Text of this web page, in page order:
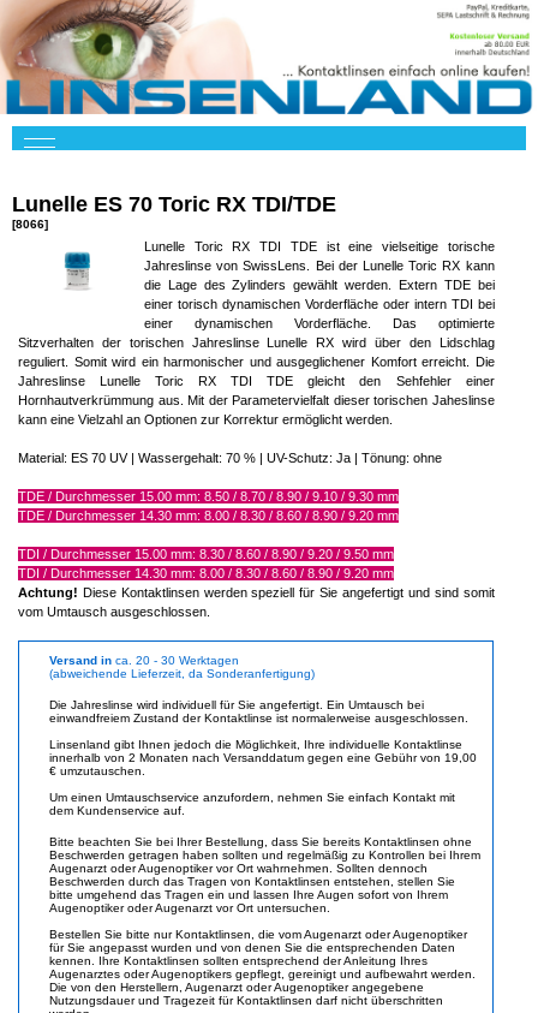
Lunelle ES 70 Toric RX TDI/TDE
[8066]
Lunelle Toric RX TDI TDE ist eine vielseitige torische
Jahreslinse von SwissLens. Bei der Lunelle Toric RX kann
die Lage des Zylinders gewählt werden. Extern TDE bei
einer torisch dynamischen Vorderfläche oder intern TDI bei
einer dynamischen Vorderfläche. Das optimierte
Sitzverhalten der torischen Jahreslinse Lunelle RX wird über den Lidschlag
reguliert. Somit wird ein harmonischer und ausgeglichener Komfort erreicht. Die
Jahreslinse Lunelle Toric RX TDI TDE gleicht den Sehfehler einer
Hornhautverkrümmung aus. Mit der Parametervielfalt dieser torischen Jaheslinse
kann eine Vielzahl an Optionen zur Korrektur ermöglicht werden.
Material: ES 70 UV | Wassergehalt: 70 % | UV-Schutz: Ja | Tönung: ohne
TDE / Durchmesser 15.00 mm: 8.50 / 8.70 / 8.90 / 9.10 / 9.30 mm
TDE / Durchmesser 14.30 mm: 8.00 / 8.30 / 8.60 / 8.90 / 9.20 mm
TDI / Durchmesser 15.00 mm: 8.30 / 8.60 / 8.90 / 9.20 / 9.50 mm
TDI / Durchmesser 14.30 mm: 8.00 / 8.30 / 8.60 / 8.90 / 9.20 mm
Achtung! Diese Kontaktlinsen werden speziell für Sie angefertigt und sind somit
vom Umtausch ausgeschlossen.
Versand in ca. 20 - 30 Werktagen
(abweichende Lieferzeit, da Sonderanfertigung)
Die Jahreslinse wird individuell für Sie angefertigt. Ein Umtausch bei
einwandfreiem Zustand der Kontaktlinse ist normalerweise ausgeschlossen.
Linsenland gibt Ihnen jedoch die Möglichkeit, Ihre individuelle Kontaktlinse
innerhalb von 2 Monaten nach Versanddatum gegen eine Gebühr von 19,00
€ umzutauschen.
Um einen Umtauschservice anzufordern, nehmen Sie einfach Kontakt mit
dem Kundenservice auf.
Bitte beachten Sie bei Ihrer Bestellung, dass Sie bereits Kontaktlinsen ohne
Beschwerden getragen haben sollten und regelmäßig zu Kontrollen bei Ihrem
Augenarzt oder Augenoptiker vor Ort wahrnehmen. Sollten dennoch
Beschwerden durch das Tragen von Kontaktlinsen entstehen, stellen Sie
bitte umgehend das Tragen ein und lassen Ihre Augen sofort von Ihrem
Augenoptiker oder Augenarzt vor Ort untersuchen.
Bestellen Sie bitte nur Kontaktlinsen, die vom Augenarzt oder Augenoptiker
für Sie angepasst wurden und von denen Sie die entsprechenden Daten
kennen. Ihre Kontaktlinsen sollten entsprechend der Anleitung Ihres
Augenarztes oder Augenoptikers gepflegt, gereinigt und aufbewahrt werden.
Die von den Herstellern, Augenarzt oder Augenoptiker angegebene
Nutzungsdauer und Tragezeit für Kontaktlinsen darf nicht überschritten